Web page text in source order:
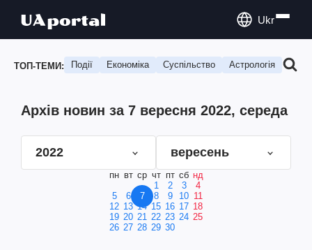
Ukr
ТОП-ТЕМИ: Події Економіка Суспільство Астрологія
Архів новин за 7 вересня 2022, середа
2022 вересень
пн вт ср чт пт сб нд
1
2 3
4
5
6 7 8 9 10 11
12 13 14 15 16 17 18
19 20 21 22 23 24 25
26 27 28 29 30